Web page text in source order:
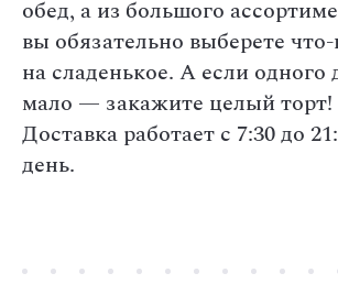
обед, а из большого
вы обязательно выберете
на сладенькое. А если одного
мало — закажите целый торт!
Доставка работает с 7:30 до
день.